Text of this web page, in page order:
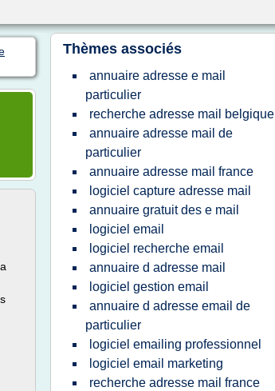
Thèmes associés
annuaire adresse e mail
particulier
recherche adresse mail belgique
annuaire adresse mail de
particulier
annuaire adresse mail france
logiciel capture adresse mail
annuaire gratuit des e mail
logiciel email
logiciel recherche email
annuaire d adresse mail
logiciel gestion email
annuaire d adresse email de
particulier
logiciel emailing professionnel
logiciel email marketing
recherche adresse mail france